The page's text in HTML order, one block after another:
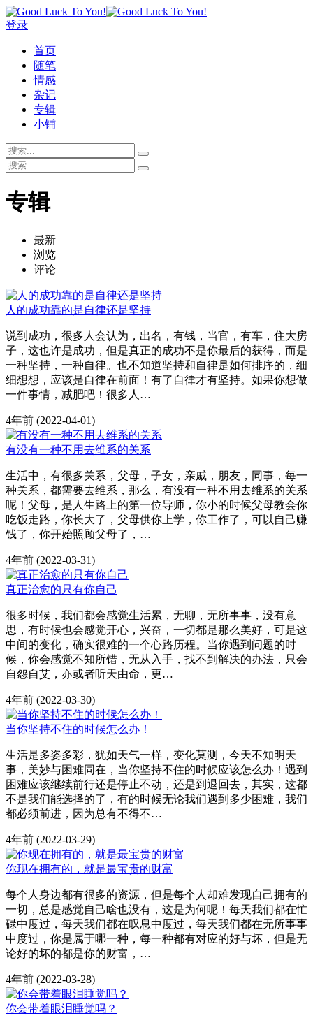
登录
首页
随笔
情感
杂记
专辑
小铺
专辑
最新
浏览
评论
人的成功靠的是自律还是坚持
说到成功，很多人会认为，出名，有钱，当官，有车，住大房
子，这也许是成功，但是真正的成功不是你最后的获得，而是
一种坚持，一种自律。也不知道坚持和自律是如何排序的，细
细想想，应该是自律在前面！有了自律才有坚持。如果你想做
一件事情，减肥吧！很多人…
4年前 (2022-04-01)
有没有一种不用去维系的关系
生活中，有很多关系，父母，子女，亲戚，朋友，同事，每一
种关系，都需要去维系，那么，有没有一种不用去维系的关系
呢！父母，是人生路上的第一位导师，你小的时候父母教会你
吃饭走路，你长大了，父母供你上学，你工作了，可以自己赚
钱了，你开始照顾父母了，…
4年前 (2022-03-31)
真正治愈的只有你自己
很多时候，我们都会感觉生活累，无聊，无所事事，没有意
思，有时候也会感觉开心，兴奋，一切都是那么美好，可是这
中间的变化，确实很难的一个心路历程。当你遇到问题的时
候，你会感觉不知所错，无从入手，找不到解决的办法，只会
自怨自艾，亦或者听天由命，更…
4年前 (2022-03-30)
当你坚持不住的时候怎么办！
生活是多姿多彩，犹如天气一样，变化莫测，今天不知明天
事，美妙与困难同在，当你坚持不住的时候应该怎么办！遇到
困难应该继续前行还是停止不动，还是到退回去，其实，这都
不是我们能选择的了，有的时候无论我们遇到多少困难，我们
都必须前进，因为总有不得不…
4年前 (2022-03-29)
你现在拥有的，就是最宝贵的财富
每个人身边都有很多的资源，但是每个人却难发现自己拥有的
一切，总是感觉自己啥也没有，这是为何呢！每天我们都在忙
碌中度过，每天我们都在叹息中度过，每天我们都在无所事事
中度过，你是属于哪一种，每一种都有对应的好与坏，但是无
论好的坏的都是你的财富，…
4年前 (2022-03-28)
你会带着眼泪睡觉吗？